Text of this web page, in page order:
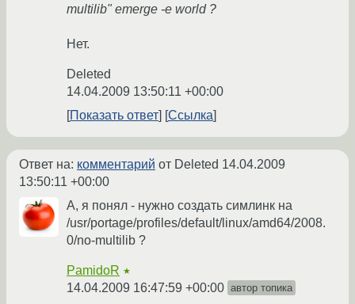
multilib" emerge -e world ?
Нет.
Deleted
14.04.2009 13:50:11 +00:00
Показать ответ
Ссылка
Ответ на: комментарий от Deleted 14.04.2009
13:50:11 +00:00
А, я понял - нужно создать симлинк на
/usr/portage/profiles/default/linux/amd64/2008.
0/no-multilib ?
PamidoR ★
14.04.2009 16:47:59 +00:00 автор топика